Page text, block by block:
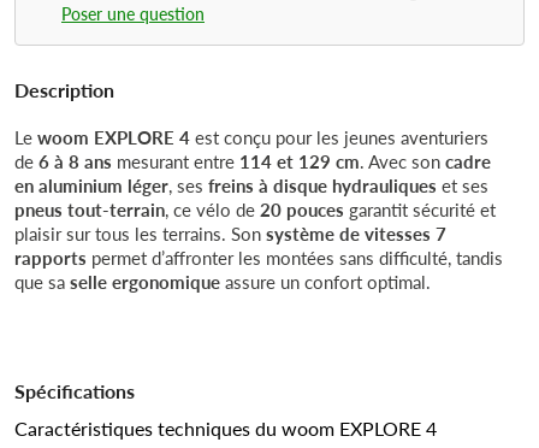
Poser une question
Description
Lewoom EXPLORE 4est conçu pour les jeunes aventuriers
de6 à 8 ans mesurant entre 114 et 129 cm. Avec soncadre
en aluminium léger, ses freins à disque hydrauliques et ses
pneus tout-terrain, ce vélo de20 pouces garantit sécurité et
plaisir sur tous les terrains. Sonsystème de vitesses 7
rapports permet d’affronter les montées sans difficulté, tandis
que saselle ergonomiqueassure un confort optimal.
Spécifications
Caractéristiques techniques du woom EXPLORE 4